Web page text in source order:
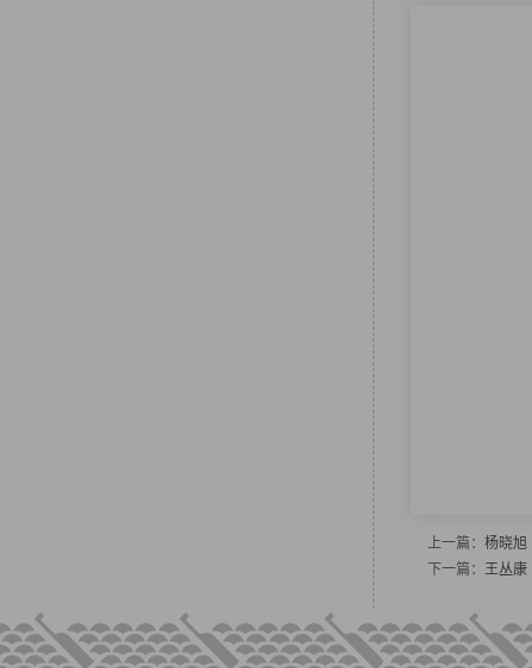
上一篇： 杨晓旭
下一篇： 王丛康